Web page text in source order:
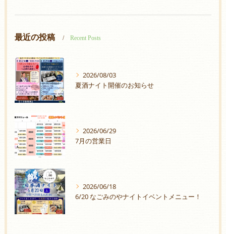
最近の投稿 Recent Posts
2026/08/03
夏酒ナイト開催のお知らせ
2026/06/29
7月の営業日
2026/06/18
6/20 なごみのやナイトイベントメニュー！